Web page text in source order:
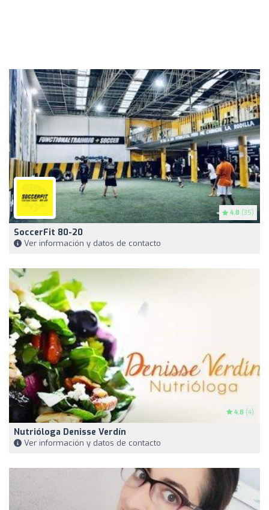
4.8 (35)
SoccerFit 80-20
Ver información y datos de contacto
4.8 (4)
Nutrióloga Denisse Verdín
Ver información y datos de contacto